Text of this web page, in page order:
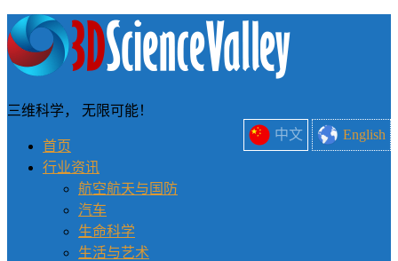
中文 English
三维科学， 无限可能！
首页
行业资讯
航空航天与国防
汽车
生命科学
生活与艺术